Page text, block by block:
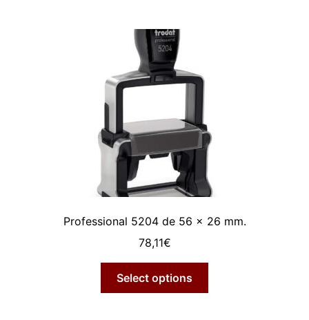
Professional 5204 de 56 x 26 mm.
78,11€
Select options